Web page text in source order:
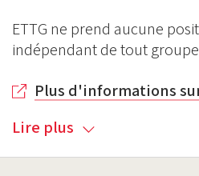
ETTG ne prend aucune
indépendant de tout
Plus d'informations
Lire plus